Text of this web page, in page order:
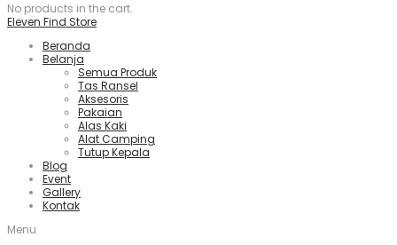
No products in the cart.
Eleven Find Store
Beranda
Belanja
Semua Produk
Tas Ransel
Aksesoris
Pakaian
Alas Kaki
Alat Camping
Tutup Kepala
Blog
Event
Gallery
Kontak
Menu